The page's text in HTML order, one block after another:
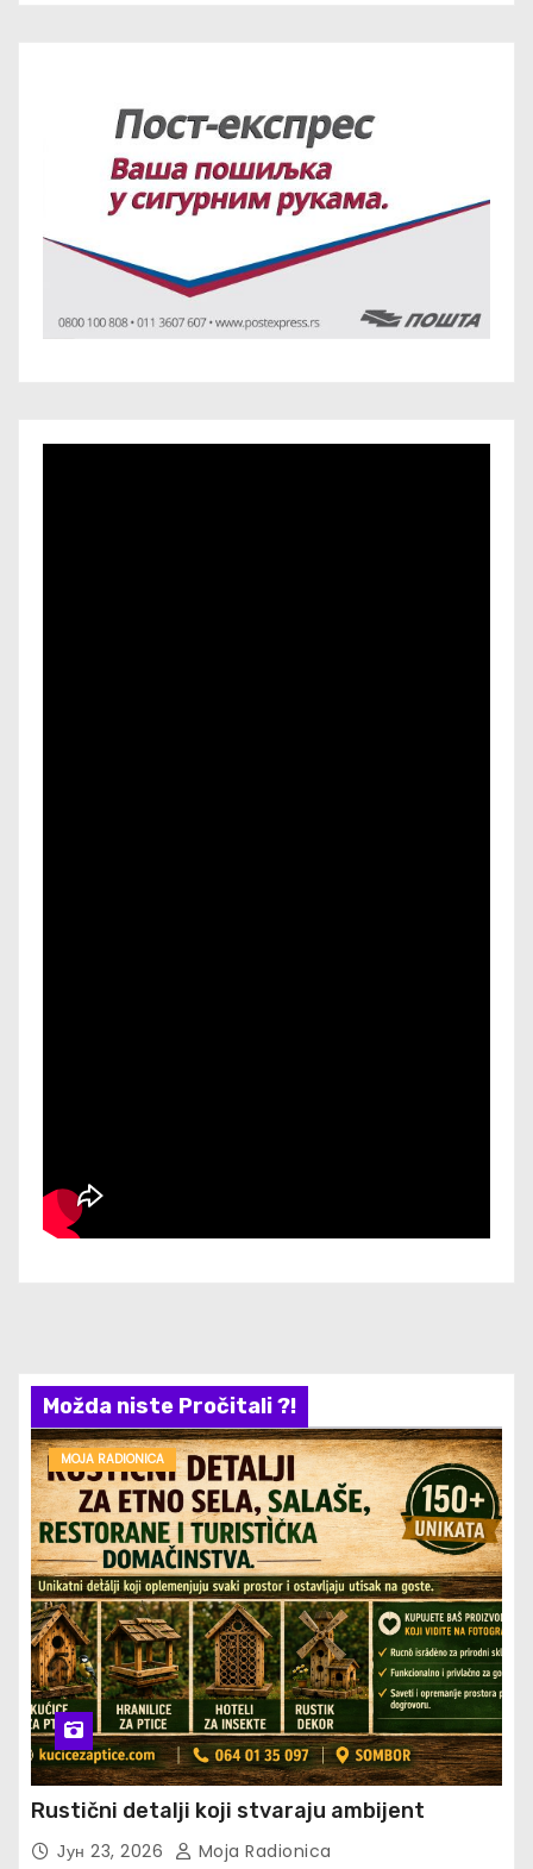
Možda niste Pročitali ?!
MOJA RADIONICA
Rustični detalji koji stvaraju ambijent
Јун 23, 2026 Moja Radionica